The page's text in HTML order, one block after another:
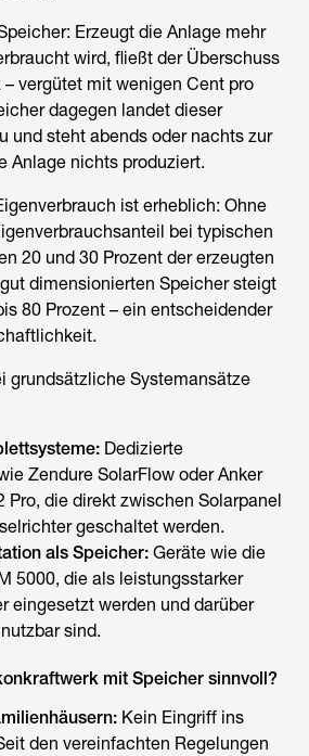
Erzeugt die Anlage mehr
wird, fließt der Überschuss
vergütet mit wenigen Cent pro
dagegen landet dieser
und steht abends oder nachts zur
Anlage nichts produziert.
ist erheblich: Ohne
bei typischen
20 und 30 Prozent der erzeugten
dimensionierten Speicher steigt
80 Prozent – ein entscheidender
grundsätzliche Systemansätze
Dedizierte
Zendure SolarFlow oder Anker
Pro, die direkt zwischen Solarpanel
geschaltet werden.
als Speicher: Geräte wie die
5000, die als leistungsstarker
eingesetzt werden und darüber
sind.
mit Speicher sinnvoll?
Kein Eingriff ins
den vereinfachten Regelungen